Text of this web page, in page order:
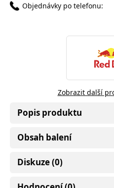
Objednávky po telefonu:
Zobrazit další
Popis produktu
Obsah balení
Diskuze (0)